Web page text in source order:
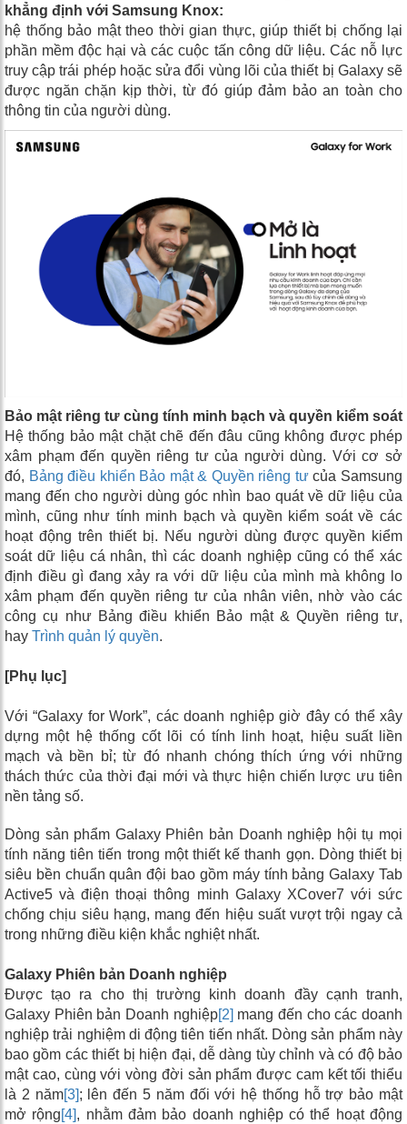
khẳng định với Samsung Knox:
hệ thống bảo mật theo thời gian thực, giúp thiết bị chống lại
phần mềm độc hại và các cuộc tấn công dữ liệu. Các nỗ lực
truy cập trái phép hoặc sửa đổi vùng lõi của thiết bị Galaxy sẽ
được ngăn chặn kịp thời, từ đó giúp đảm bảo an toàn cho
thông tin của người dùng.
Bảo mật riêng tư cùng tính minh bạch và quyền kiểm soát
Hệ thống bảo mật chặt chẽ đến đâu cũng không được phép
xâm phạm đến quyền riêng tư của người dùng. Với cơ sở
đó, Bảng điều khiển Bảo mật & Quyền riêng tưcủa Samsung
mang đến cho người dùng góc nhìn bao quát về dữ liệu của
mình, cũng như tính minh bạch và quyền kiểm soát về các
hoạt động trên thiết bị. Nếu người dùng được quyền kiểm
soát dữ liệu cá nhân, thì các doanh nghiệp cũng có thể xác
định điều gì đang xảy ra với dữ liệu của mình mà không lo
xâm phạm đến quyền riêng tư của nhân viên, nhờ vào các
công cụ như Bảng điều khiển Bảo mật & Quyền riêng tư,
hay Trình quản lý quyền.
[Phụ lục]
Với “Galaxy for Work”, các doanh nghiệp giờ đây có thể xây
dựng một hệ thống cốt lõi có tính linh hoạt, hiệu suất liền
mạch và bền bỉ; từ đó nhanh chóng thích ứng với những
thách thức của thời đại mới và thực hiện chiến lược ưu tiên
nền tảng số.
Dòng sản phẩm Galaxy Phiên bản Doanh nghiệp hội tụ mọi
tính năng tiên tiến trong một thiết kế thanh gọn. Dòng thiết bị
siêu bền chuẩn quân đội bao gồm máy tính bảng Galaxy Tab
Active5 và điện thoại thông minh Galaxy XCover7 với sức
chống chịu siêu hạng, mang đến hiệu suất vượt trội ngay cả
trong những điều kiện khắc nghiệt nhất.
Galaxy Phiên bản Doanh nghiệp
Được tạo ra cho thị trường kinh doanh đầy cạnh tranh,
Galaxy Phiên bản Doanh nghiệp[2] mang đến cho các doanh
nghiệp trải nghiệm di động tiên tiến nhất. Dòng sản phẩm này
bao gồm các thiết bị hiện đại, dễ dàng tùy chỉnh và có độ bảo
mật cao, cùng với vòng đời sản phẩm được cam kết tối thiểu
là 2 năm[3]; lên đến 5 năm đối với hệ thống hỗ trợ bảo mật
mở rộng[4], nhằm đảm bảo doanh nghiệp có thể hoạt động